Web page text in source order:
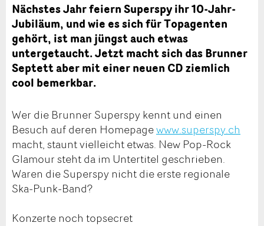
Nächstes Jahr feiern Superspy ihr 10-Jahr-
Jubiläum, und wie es sich für Topagenten
gehört, ist man jüngst auch etwas
untergetaucht. Jetzt macht sich das Brunner
Septett aber mit einer neuen CD ziemlich
cool bemerkbar.
Wer die Brunner Superspy kennt und einen
Besuch auf deren Homepagewww.superspy.ch
macht, staunt vielleicht etwas. New Pop-Rock
Glamour steht da im Untertitel geschrieben.
Waren die Superspy nicht die erste regionale
Ska-Punk-Band?
Konzerte noch topsecret